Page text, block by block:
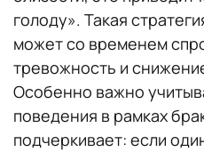
голоду». Такая
может со временем
тревожность и
Особенно важно
поведения в рамках
подчеркивает: если